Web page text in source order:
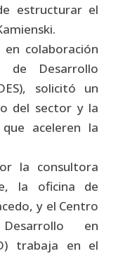
estructurar el
en colaboración
de Desarrollo
solicitó un
del sector y la
aceleren la
la consultora
la oficina de
y el Centro
en
trabaja en el